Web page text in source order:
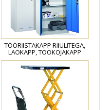
TÖÖRIISTAKAPP RIIULITEGA,
LAOKAPP, TÖÖKOJAKAPP